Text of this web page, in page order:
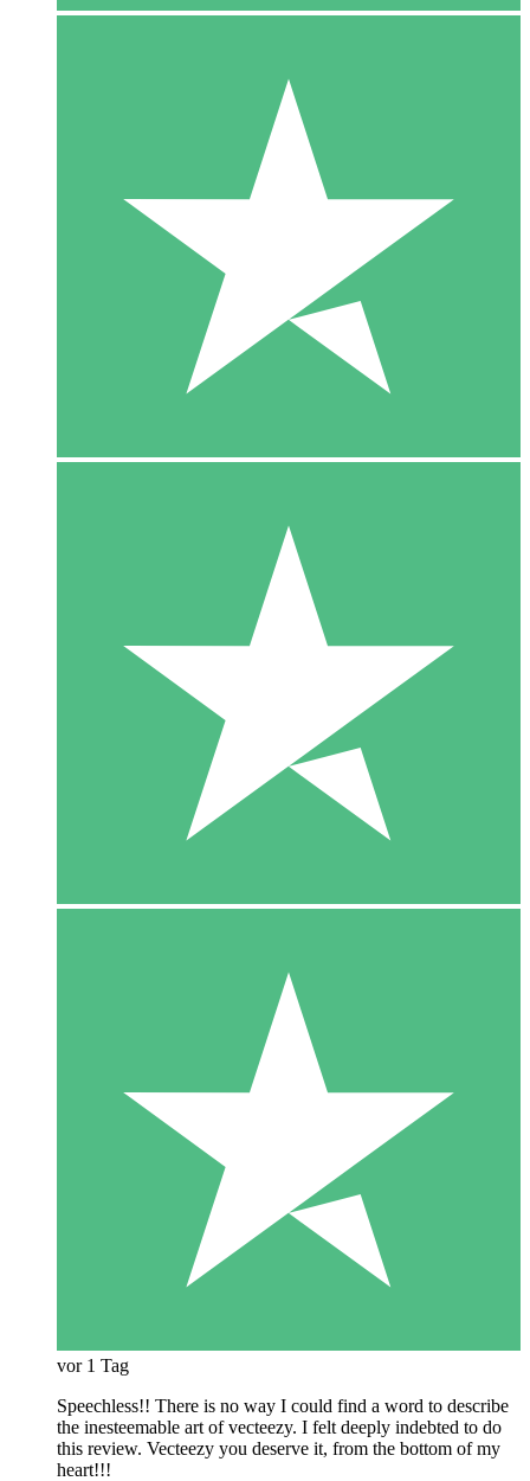
vor 1 Tag
Speechless!! There is no way I could find a word to describe
the inesteemable art of vecteezy. I felt deeply indebted to do
this review. Vecteezy you deserve it, from the bottom of my
heart!!!